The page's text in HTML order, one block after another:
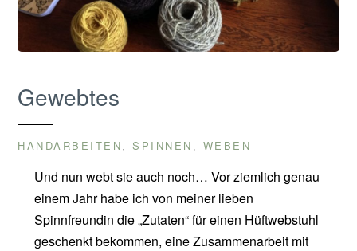
Gewebtes
HANDARBEITEN ,SPINNEN WEBEN
Und nun webt sie auch noch… Vor ziemlich genau
einem Jahr habe ich von meiner lieben
Spinnfreundin die „Zutaten“ für einen Hüftwebstuhl
geschenkt bekommen, eine Zusammenarbeit mit